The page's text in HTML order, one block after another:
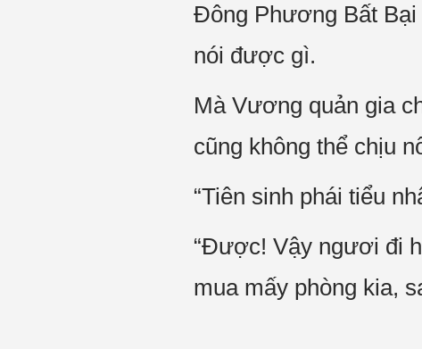
Đông Phương Bất Bại
nói được gì.
Mà Vương quản gia
cũng không thể chịu
“Tiên sinh phái tiểu
“Được! Vậy ngươi đi
mua mấy phòng kia,